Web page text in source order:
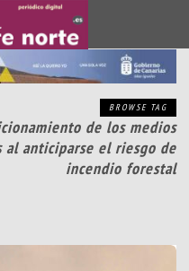
BROWSE TAG
de los medios
al anticiparse el riesgo de
incendio forestal